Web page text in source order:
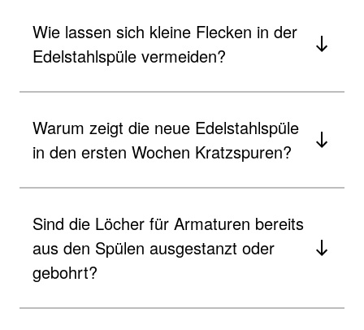
Wie lassen sich kleine Flecken in der
Edelstahlspüle vermeiden?
Warum zeigt die neue Edelstahlspüle
in den ersten Wochen Kratzspuren?
Sind die Löcher für Armaturen bereits
aus den Spülen ausgestanzt oder
gebohrt?